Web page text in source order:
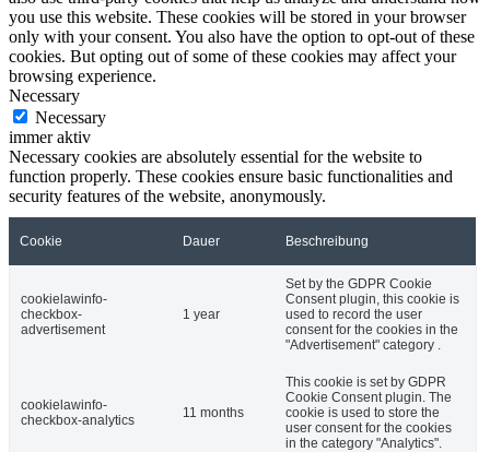
you use this website. These cookies will be stored in your browser
only with your consent. You also have the option to opt-out of these
cookies. But opting out of some of these cookies may affect your
browsing experience.
Necessary
Necessary
immer aktiv
Necessary cookies are absolutely essential for the website to
function properly. These cookies ensure basic functionalities and
security features of the website, anonymously.
Cookie Dauer Beschreibung
cookielawinfo-
checkbox-
advertisement
1 year
Set by the GDPR Cookie
Consent plugin, this cookie is
used to record the user
consent for the cookies in the
"Advertisement" category .
cookielawinfo-
checkbox-analytics
11 months
This cookie is set by GDPR
Cookie Consent plugin. The
cookie is used to store the
user consent for the cookies
in the category "Analytics".